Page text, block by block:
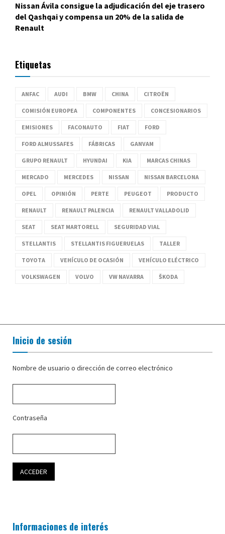
Nissan Ávila consigue la adjudicación del eje trasero
del Qashqai y compensa un 20% de la salida de
Renault
Etiquetas
ANFAC AUDI BMW CHINA CITROËN
COMISIÓN EUROPEA COMPONENTES CONCESIONARIOS
EMISIONES FACONAUTO FIAT FORD
FORD ALMUSSAFES FÁBRICAS GANVAM
GRUPO RENAULT HYUNDAI KIA MARCAS CHINAS
MERCADO MERCEDES NISSAN NISSAN BARCELONA
OPEL OPINIÓN PERTE PEUGEOT PRODUCTO
RENAULT RENAULT PALENCIA RENAULT VALLADOLID
SEAT SEAT MARTORELL SEGURIDAD VIAL
STELLANTIS STELLANTIS FIGUERUELAS TALLER
TOYOTA VEHÍCULO DE OCASIÓN VEHÍCULO ELÉCTRICO
VOLKSWAGEN VOLVO VW NAVARRA ŠKODA
Inicio de sesión
Nombre de usuario o dirección de correo electrónico
Contraseña
Informaciones de interés